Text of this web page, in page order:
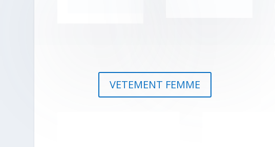
VETEMENT FEMME